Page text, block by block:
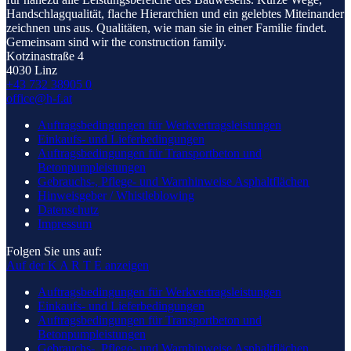
Handschlagqualität, flache Hierarchien und ein gelebtes Miteinander
zeichnen uns aus. Qualitäten, wie man sie in einer Familie findet.
Gemeinsam sind wir the construction family.
Kotzinastraße 4
4030 Linz
+43 732 38905 0
office@h-f.at
Auftragsbedingungen für Werkvertragsleistungen
Einkaufs- und Lieferbedingungen
Auftragsbedingungen für Transportbeton und
Betonpumpleistungen
Gebrauchs-, Pflege- und Warnhinweise Asphaltflächen
Hinweisgeber / Whistleblowing
Datenschutz
Impressum
Folgen Sie uns auf:
Auf der K A R T E anzeigen
Auftragsbedingungen für Werkvertragsleistungen
Einkaufs- und Lieferbedingungen
Auftragsbedingungen für Transportbeton und
Betonpumpleistungen